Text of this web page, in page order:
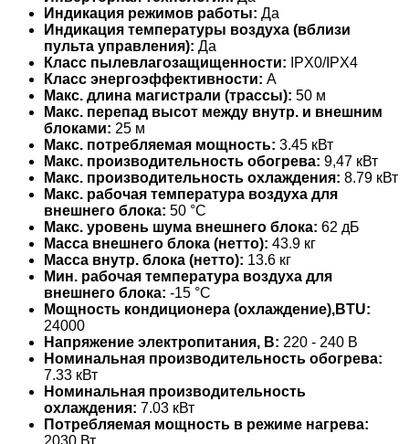
Индикация режимов работы: Да
Индикация температуры воздуха (вблизи
пульта управления): Да
Класс пылевлагозащищенности: IPX0/IPX4
Класс энергоэффективности: A
Макс. длина магистрали (трассы): 50 м
Макс. перепад высот между внутр. и внешним
блоками: 25 м
Макс. потребляемая мощность: 3.45 кВт
Макс. производительность обогрева: 9,47 кВт
Макс. производительность охлаждения: 8.79 кВт
Макс. рабочая температура воздуха для
внешнего блока: 50 °С
Макс. уровень шума внешнего блока: 62 дБ
Масса внешнего блока (нетто): 43.9 кг
Масса внутр. блока (нетто): 13.6 кг
Мин. рабочая температура воздуха для
внешнего блока: -15 °С
Мощность кондиционера (охлаждение),BTU:
24000
Напряжение электропитания, В: 220 - 240 В
Номинальная производительность обогрева:
7.33 кВт
Номинальная производительность
охлаждения: 7.03 кВт
Потребляемая мощность в режиме нагрева:
2030 Вт